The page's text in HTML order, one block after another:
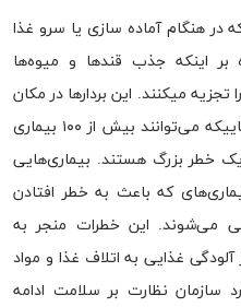
در هنگام آماده سازی یا سرو غذا
اینکه جذب قندها و میوه‌ها
میکنند. این بردارها در مکان
هایی که با غذا سر و کار دارند از آنجاییکه می‌توانند بیش از ۱۰۰ بیماری
خطر بزرگ هستند. بیماری‌هایی
که باعث به خطر افتادن
می‌شوند. این خطرات منجر به
غذایی به اتلاف غذا و مواد
سازمان نظارت بر سلامت ادامه